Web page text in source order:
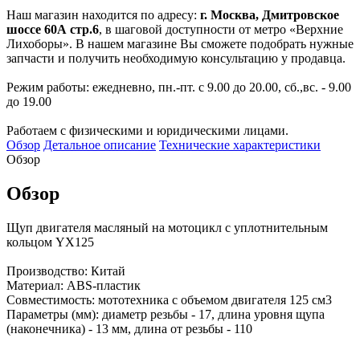
Наш магазин находится по адресу: г. Москва, Дмитровское
шоссе 60А стр.6, в шаговой доступности от метро «Верхние
Лихоборы». В нашем магазине Вы сможете подобрать нужные
запчасти и получить необходимую консультацию у продавца.
Режим работы: ежедневно, пн.-пт. с 9.00 до 20.00, сб.,вс. - 9.00
до 19.00
Работаем с физическими и юридическими лицами.
Обзор Детальное описание Технические характеристики
Обзор
Обзор
Щуп двигателя масляный на мотоцикл с уплотнительным
кольцом YX125
Производство: Китай
Материал: ABS-пластик
Совместимость: мототехника с объемом двигателя 125 см3
Параметры (мм): диаметр резьбы - 17, длина уровня щупа
(наконечника) - 13 мм, длина от резьбы - 110